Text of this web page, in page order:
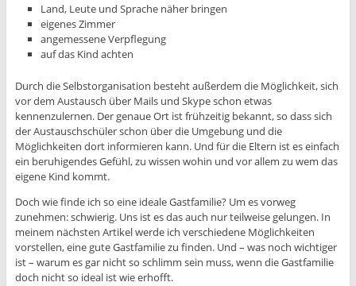
Land, Leute und Sprache näher bringen
eigenes Zimmer
angemessene Verpflegung
auf das Kind achten
Durch die Selbstorganisation besteht außerdem die Möglichkeit, sich
vor dem Austausch über Mails und Skype schon etwas
kennenzulernen. Der genaue Ort ist frühzeitig bekannt, so dass sich
der Austauschschüler schon über die Umgebung und die
Möglichkeiten dort informieren kann. Und für die Eltern ist es einfach
ein beruhigendes Gefühl, zu wissen wohin und vor allem zu wem das
eigene Kind kommt.
Doch wie finde ich so eine ideale Gastfamilie? Um es vorweg
zunehmen: schwierig. Uns ist es das auch nur teilweise gelungen. In
meinem nächsten Artikel werde ich verschiedene Möglichkeiten
vorstellen, eine gute Gastfamilie zu finden. Und – was noch wichtiger
ist – warum es gar nicht so schlimm sein muss, wenn die Gastfamilie
doch nicht so ideal ist wie erhofft.